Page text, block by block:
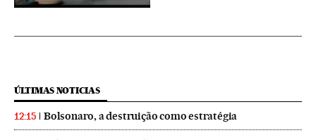
ÚLTIMAS NOTICIAS
12:15 Bolsonaro, a destruição como estratégia